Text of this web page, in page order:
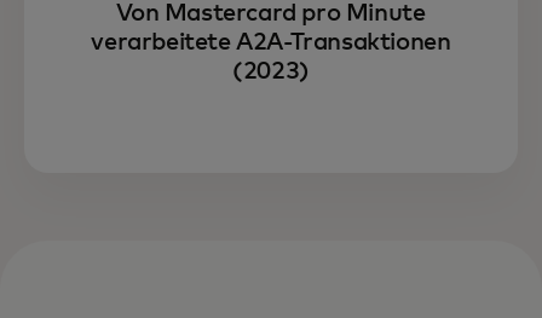
Von Mastercard pro Minute
verarbeitete A2A-Transaktionen
(2023)